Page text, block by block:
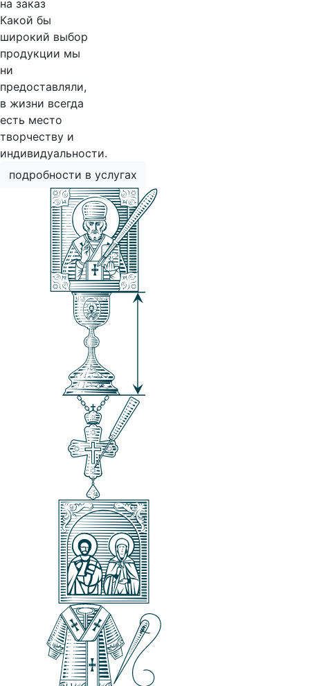
на заказ
Какой бы
широкий выбор
продукции мы
ни
предоставляли,
в жизни всегда
есть место
творчеству и
индивидуальности.
подробности в услугах